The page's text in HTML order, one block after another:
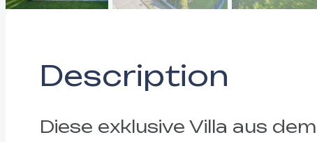
Description
Diese exklusive Villa aus